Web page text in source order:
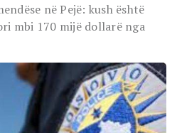
në Pejë: kush është
mbi 170 mijë dollarë nga